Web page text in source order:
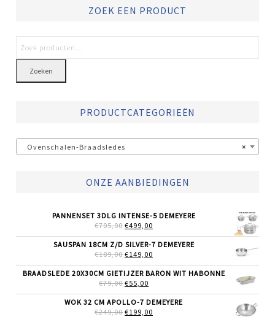
ZOEK EEN PRODUCT
Zoeken
PRODUCTCATEGORIEËN
×
Ovenschalen-Braadsledes
ONZE AANBIEDINGEN
PANNENSET 3DLG INTENSE-5 DEMEYERE
€705,00 OORSPRONKELIJKE
WAS:
€705,00.
€499,00
IS:
SAUSPAN 18CM Z/D SILVER-7 DEMEYERE
€189,00 OORSPRONKELIJKE
WAS:
€189,00.
€149,00
IS:
BRAADSLEDE 20X30CM GIETIJZER BARON WIT HABONNE
€79,00 OORSPRONKELIJKE
WAS:
€79,00.
€55,00
IS:
€55,00.
WOK 32 CM APOLLO-7 DEMEYERE
€249,00 OORSPRONKELIJKE
€199,00